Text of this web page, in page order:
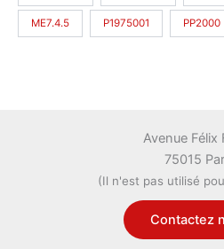
ME7.4.5 P1975001 PP2000
Avenue Félix
75015
(Il n'est pas utilisé
Contactez